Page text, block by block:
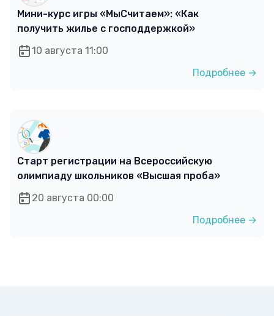
Мини-курс игры «МыСчитаем»: «Как
получить жилье с господдержкой»
10 августа 11:00
Подробнее →
Старт регистрации на Всероссийскую
олимпиаду школьников «Высшая проба»
20 августа 00:00
Подробнее →